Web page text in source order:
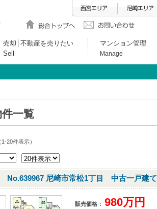
売却│不動産を売りたい
Sell
マンション管理
Manage
一覧
20件表示）
No.639967 尼崎市常松1丁目 中古一戸建て
販売価格： 980万円